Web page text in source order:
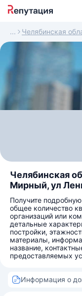
Челябинская
Челябинская
Мирный, ул
Получите
общее количество
организаций или
детальные
постройки,
материалы,
название,
предоставляемых
Информация о